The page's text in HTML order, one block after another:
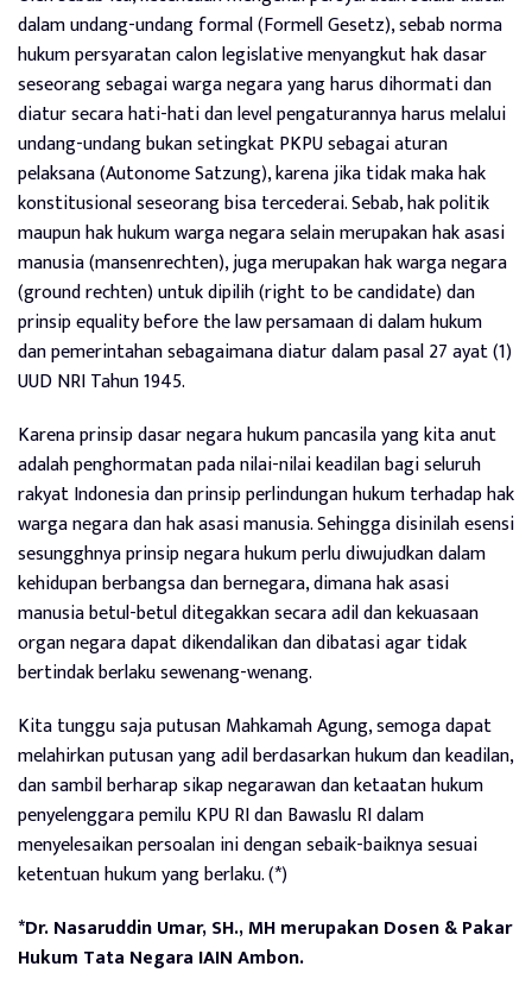
dalam undang-undang formal (Formell Gesetz), sebab norma
hukum persyaratan calon legislative menyangkut hak dasar
seseorang sebagai warga negara yang harus dihormati dan
diatur secara hati-hati dan level pengaturannya harus melalui
undang-undang bukan setingkat PKPU sebagai aturan
pelaksana (Autonome Satzung), karena jika tidak maka hak
konstitusional seseorang bisa tercederai. Sebab, hak politik
maupun hak hukum warga negara selain merupakan hak asasi
manusia (mansenrechten), juga merupakan hak warga negara
(ground rechten) untuk dipilih (right to be candidate) dan
prinsip equality before the law persamaan di dalam hukum
dan pemerintahan sebagaimana diatur dalam pasal 27 ayat (1)
UUD NRI Tahun 1945.
Karena prinsip dasar negara hukum pancasila yang kita anut
adalah penghormatan pada nilai-nilai keadilan bagi seluruh
rakyat Indonesia dan prinsip perlindungan hukum terhadap hak
warga negara dan hak asasi manusia. Sehingga disinilah esensi
sesungghnya prinsip negara hukum perlu diwujudkan dalam
kehidupan berbangsa dan bernegara, dimana hak asasi
manusia betul-betul ditegakkan secara adil dan kekuasaan
organ negara dapat dikendalikan dan dibatasi agar tidak
bertindak berlaku sewenang-wenang.
Kita tunggu saja putusan Mahkamah Agung, semoga dapat
melahirkan putusan yang adil berdasarkan hukum dan keadilan,
dan sambil berharap sikap negarawan dan ketaatan hukum
penyelenggara pemilu KPU RI dan Bawaslu RI dalam
menyelesaikan persoalan ini dengan sebaik-baiknya sesuai
ketentuan hukum yang berlaku. (*)
*Dr. Nasaruddin Umar, SH., MH merupakan Dosen & Pakar
Hukum Tata Negara IAIN Ambon.